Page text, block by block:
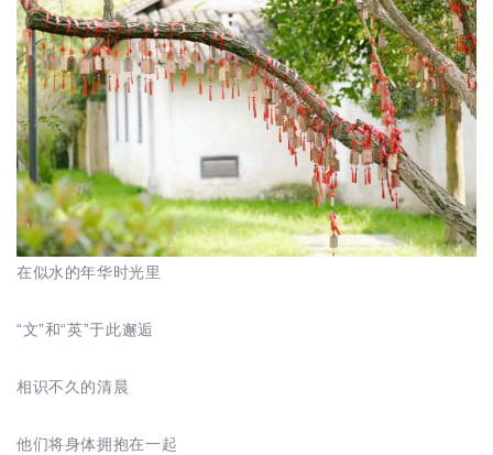
在似水的年华时光里
“文”和“英”于此邂逅
相识不久的清晨
他们将身体拥抱在一起